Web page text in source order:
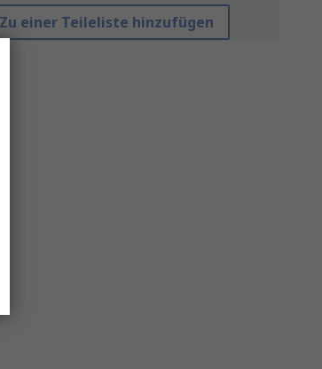
Zu einer Teileliste hinzufügen